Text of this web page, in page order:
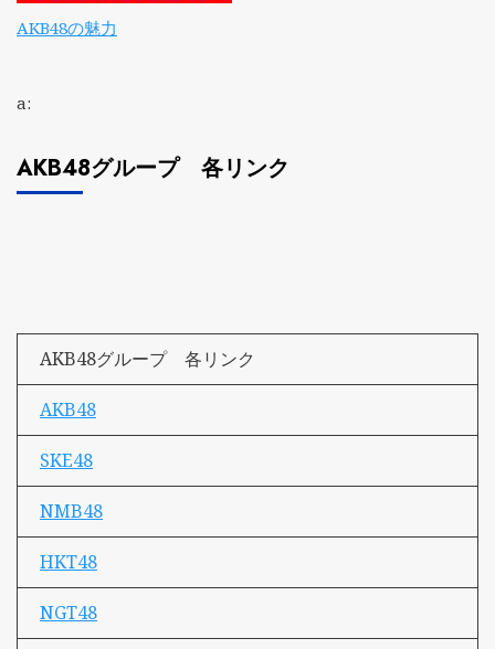
AKB48の魅力
a:
AKB48グループ 各リンク
AKB48グループ 各リンク
AKB48
SKE48
NMB48
HKT48
NGT48